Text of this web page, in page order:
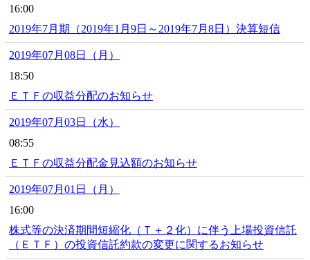
16:00
2019年7月期（2019年1月9日～2019年7月8日）決算短信
2019年07月08日（月）
18:50
ＥＴＦの収益分配のお知らせ
2019年07月03日（水）
08:55
ＥＴＦの収益分配金見込額のお知らせ
2019年07月01日（月）
16:00
株式等の決済期間短縮化（Ｔ＋２化）に伴う上場投資信託
（ＥＴＦ）の投資信託約款の変更に関するお知らせ